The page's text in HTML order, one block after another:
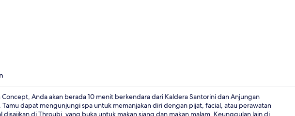
Anda akan berada 10 menit berkendara dari Kaldera Santorini dan Anjungan
Tamu dapat mengunjungi spa untuk memanjakan diri dengan pijat, facial, atau perawatan
disajikan di Throubi, yang buka untuk makan siang dan makan malam. Keunggulan lain di